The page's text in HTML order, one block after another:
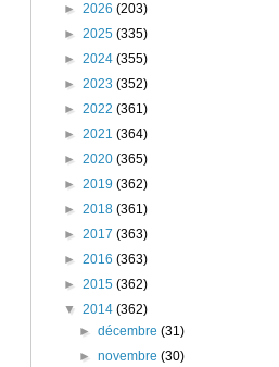
► 2026 (203)
► 2025 (335)
► 2024 (355)
► 2023 (352)
► 2022 (361)
► 2021 (364)
► 2020 (365)
► 2019 (362)
► 2018 (361)
► 2017 (363)
► 2016 (363)
► 2015 (362)
▼ 2014 (362)
►décembre(31)
►novembre(30)